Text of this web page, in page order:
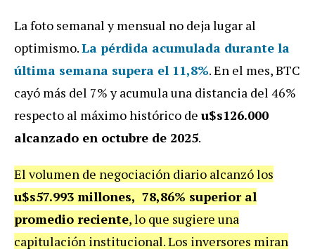
La foto semanal y mensual no deja lugar al
optimismo.La pérdida acumulada durante la
última semana supera el 11,8%. En el mes, BTC
cayó más del 7% y acumula una distancia del 46%
respecto al máximo histórico de u$s126.000
alcanzado en octubre de 2025.
El volumen de negociación diario alcanzó los
u$s57.993 millones, 78,86% superior al
promedio reciente, lo que sugiere una
capitulación institucional. Los inversores miran